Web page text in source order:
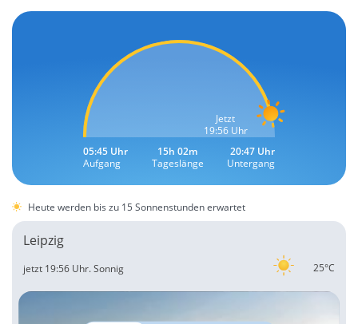
Jetzt
19:56 Uhr
05:45 Uhr
Aufgang
15h 02m
Tageslänge
20:47 Uhr
Untergang
Heute werden bis zu 15 Sonnenstunden erwartet
Leipzig
25°C
jetzt 19:56 Uhr.Sonnig